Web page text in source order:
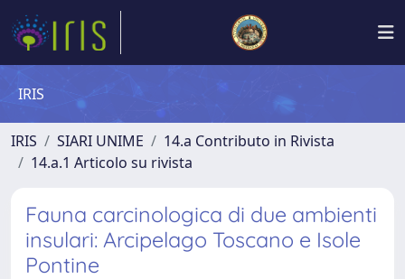
IRIS
IRIS SIARI UNIME
14.a Contributo in Rivista
14.a.1 Articolo su rivista
Fauna carcinologica di due ambienti
insulari: Arcipelago Toscano e Isole
Pontine